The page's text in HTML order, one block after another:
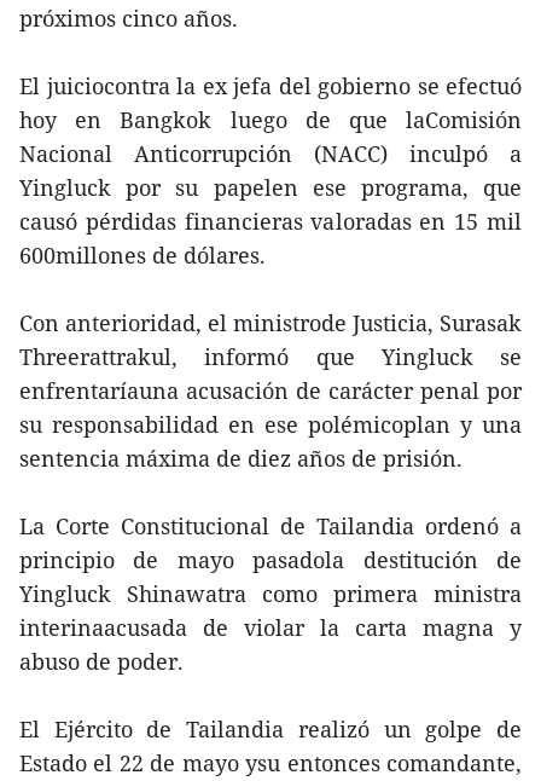
próximos cinco años.
El juiciocontra la ex jefa del gobierno se efectuó
hoy en Bangkok luego de que laComisión
Nacional Anticorrupción (NACC) inculpó a
Yingluck por su papelen ese programa, que
causó pérdidas financieras valoradas en 15 mil
600millones de dólares.
Con anterioridad, el ministrode Justicia, Surasak
Threerattrakul, informó que Yingluck se
enfrentaríauna acusación de carácter penal por
su responsabilidad en ese polémicoplan y una
sentencia máxima de diez años de prisión.
La Corte Constitucional de Tailandia ordenó a
principio de mayo pasadola destitución de
Yingluck Shinawatra como primera ministra
interinaacusada de violar la carta magna y
abuso de poder.
El Ejército de Tailandia realizó un golpe de
Estado el 22 de mayo ysu entonces comandante,